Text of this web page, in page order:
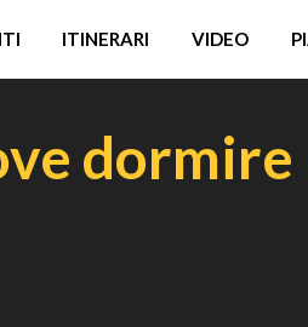
ITINERARI VIDEO
dormire